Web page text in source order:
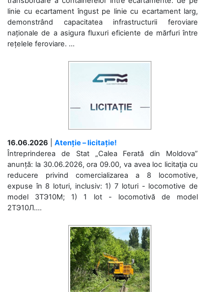
linie cu ecartament îngust pe linie cu ecartament larg,
demonstrând capacitatea infrastructurii feroviare
naționale de a asigura fluxuri eficiente de mărfuri între
rețelele feroviare. ...
16.06.2026
Atenție – licitație!
Întreprinderea de Stat „Calea Ferată din Moldova”
anunță: la 30.06.2026, ora 09.00, va avea loc licitaţia cu
reducere privind comercializarea a 8 locomotive,
expuse în 8 loturi, inclusiv: 1) 7 loturi - locomotive de
model 3ТЭ10М; 1) 1 lot - locomotivă de model
2ТЭ10Л....